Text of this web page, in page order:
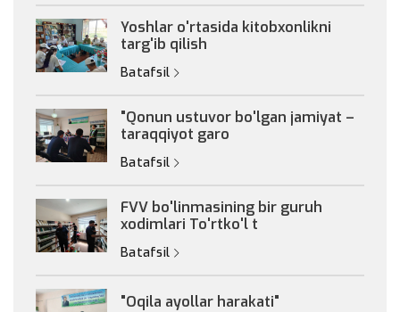
Yoshlar o'rtasida kitobxonlikni
targ'ib qilish
Batafsil
"Qonun ustuvor bo'lgan jamiyat –
taraqqiyot garo
Batafsil
FVV bo'linmasining bir guruh
xodimlari To'rtko'l t
Batafsil
"Oqila ayollar harakati"